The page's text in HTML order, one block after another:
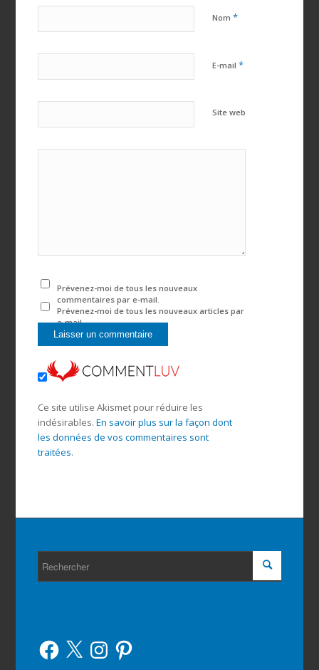
Nom *
E-mail *
Site web
Prévenez-moi de tous les nouveaux
commentaires par e-mail.
Prévenez-moi de tous les nouveaux articles par
e-mail.
Ce site utilise Akismet pour réduire les
indésirables. En savoir plus sur la façon dont
les données de vos commentaires sont
traitées.
Facebook
X InstagramPinterest